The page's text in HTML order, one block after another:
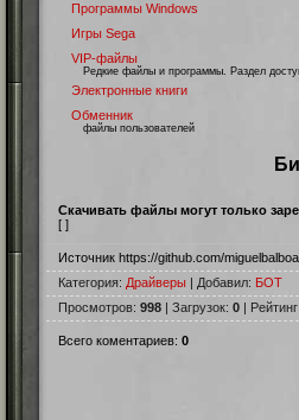
Программы Windows
Игры Sega
VIP-файлы
Редкие файлы и программы. Раздел
Электронные книги
Обменник
файлы пользователей
Скачивать файлы могут только
[ ]
Источник https://github.com/
Категория: Драйверы | Добавил: БОТ
Просмотров: 998 | Загрузок: 0 |
Всего коментариев: 0